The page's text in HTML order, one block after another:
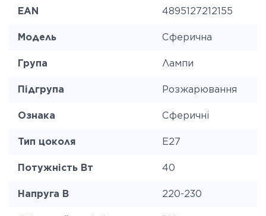
EAN 4895127212155
Модель Сферична
Група Лампи
Підгрупа Розжарювання
Ознака Сферичні
Тип цоколя E27
Потужність Вт 40
Напруга В 220-230